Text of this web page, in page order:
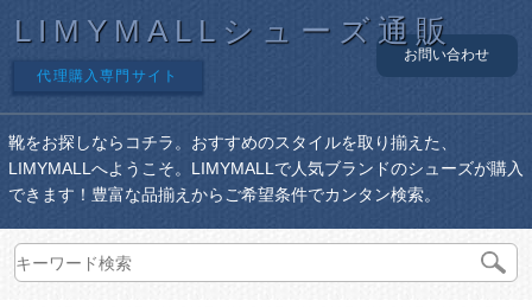
LIMYMALLシューズ通販
代理購入専門サイト
お問い合わせ
靴をお探しならコチラ。おすすめのスタイルを取り揃えた、
LIMYMALLへようこそ。LIMYMALLで人気ブランドのシューズが購入
できます！豊富な品揃えからご希望条件でカンタン検索。